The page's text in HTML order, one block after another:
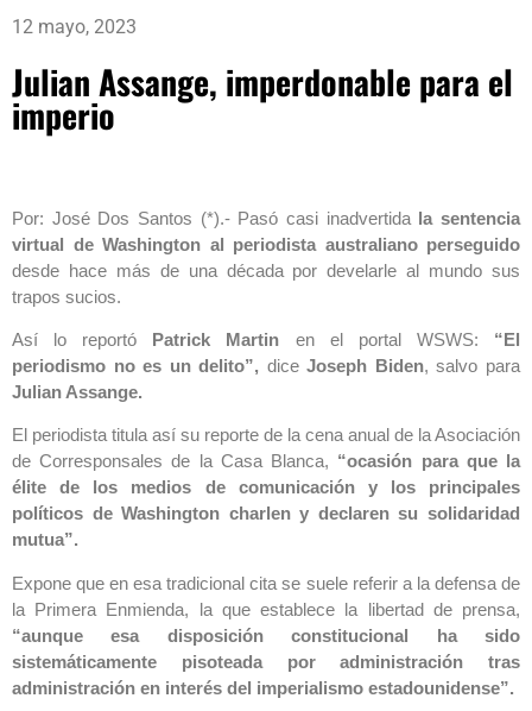
12 mayo, 2023
Julian Assange, imperdonable para el
imperio
Por: José Dos Santos (*).- Pasó casi inadvertida la sentencia
virtual de Washington al periodista australiano perseguido
desde hace más de una década por develarle al mundo sus
trapos sucios.
Así lo reportó Patrick Martin en el portal WSWS: “El
periodismo no es un delito”, diceJoseph Biden, salvo para
Julian Assange.
El periodista titula así su reporte de la cena anual de la Asociación
de Corresponsales de la Casa Blanca, “ocasión para que la
élite de los medios de comunicación y los principales
políticos de Washington charlen y declaren su solidaridad
mutua”.
Expone que en esa tradicional cita se suele referir a la defensa de
la Primera Enmienda, la que establece la libertad de prensa,
“aunque esa disposición constitucional ha sido
sistemáticamente pisoteada por administración tras
administración en interés del imperialismo estadounidense”.